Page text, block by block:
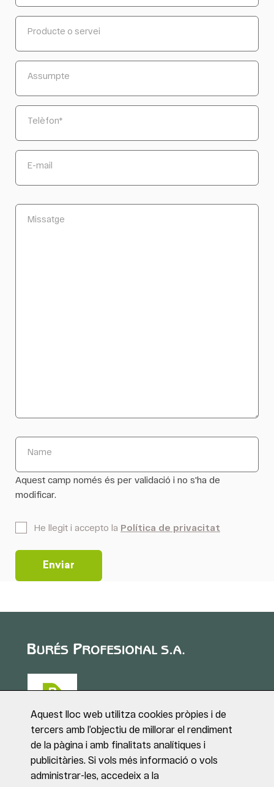
Producte o servei
Assumpte
Telèfon*
E-mail
Missatge
Name
Aquest camp només és per validació i no s'ha de
modificar.
He llegit i accepto la Política de privacitat
Puig de Sant Roc, 1
17180 VILABLAREIX
(Girona)
Aquest lloc web utilitza cookies pròpies i de
tercers amb l’objectiu de millorar el rendiment
de la pàgina i amb finalitats analítiques i
publicitàries. Si vols més informació o vols
administrar-les, accedeix a la